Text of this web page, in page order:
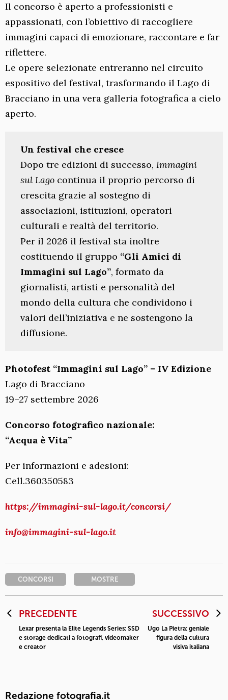
Il concorso è aperto a professionisti e
appassionati, con l’obiettivo di raccogliere
immagini capaci di emozionare, raccontare e far
riflettere.
Le opere selezionate entreranno nel circuito
espositivo del festival, trasformando il Lago di
Bracciano in una vera galleria fotografica a cielo
aperto.
Un festival che cresce
Dopo tre edizioni di successo, Immagini
sul Lago continua il proprio percorso di
crescita grazie al sostegno di
associazioni, istituzioni, operatori
culturali e realtà del territorio.
Per il 2026 il festival sta inoltre
costituendo il gruppo “Gli Amici di
Immagini sul Lago”, formato da
giornalisti, artisti e personalità del
mondo della cultura che condividono i
valori dell’iniziativa e ne sostengono la
diffusione.
Photofest “Immagini sul Lago” – IV Edizione
Lago di Bracciano
19–27 settembre 2026
Concorso fotografico nazionale:
“Acqua è Vita”
Per informazioni e adesioni:
Cell.360350583
https://immagini-sul-lago.it/concorsi/
info@immagini-sul-lago.it
CONCORSI MOSTRE
PRECEDENTE
Lexar presenta la Elite Legends Series: SSD
e storage dedicati a fotografi, videomaker
e creator
SUCCESSIVO
Ugo La Pietra: geniale
figura della cultura
visiva italiana
Redazione fotografia.it